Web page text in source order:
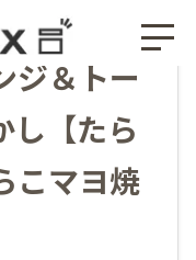
ジ＆トー
し【たら
こマヨ焼